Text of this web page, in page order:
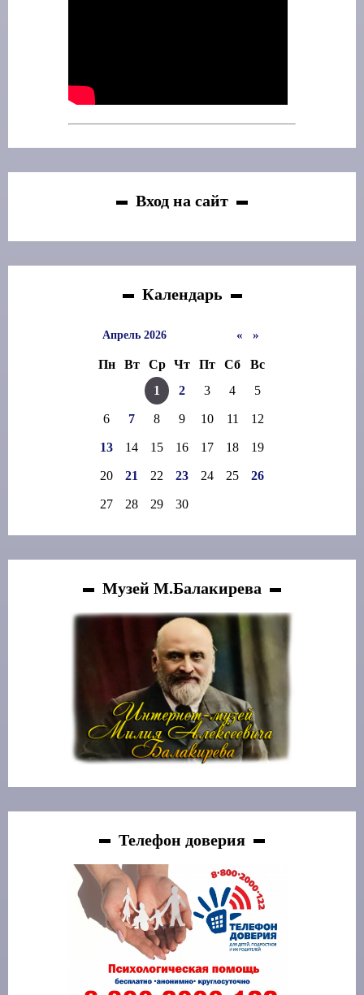
Вход на сайт
Календарь
«
Апрель 2026 »
Пн Вт Ср Чт Пт Сб
Вс
1
2 3 4 5
6 7 8 9 10 11 12
13 14 15 16 17 18 19
20 21 22 23 24 25 26
27 28 29 30
Музей М.Балакирева
Телефон доверия